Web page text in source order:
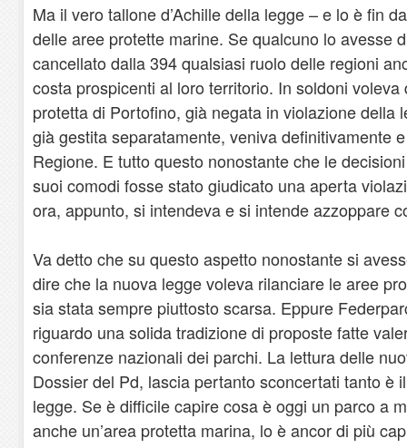
Ma il vero tallone d’Achille della legge – e lo è fin
delle aree protette marine. Se qualcuno lo avesse
cancellato dalla 394 qualsiasi ruolo delle regioni
costa prospicenti al loro territorio. In soldoni voleva
protetta di Portofino, già negata in violazione della
già gestita separatamente, veniva definitivamente
Regione. E tutto questo nonostante che le
suoi comodi fosse stato giudicato una aperta
ora, appunto, si intendeva e si intende azzoppare
Va detto che su questo aspetto nonostante si
dire che la nuova legge voleva rilanciare le aree
sia stata sempre piuttosto scarsa. Eppure
riguardo una solida tradizione di proposte fatte
conferenze nazionali dei parchi. La lettura delle
Dossier del Pd, lascia pertanto sconcertati tanto è
legge. Se è difficile capire cosa è oggi un parco a
anche un’area protetta marina, lo è ancor di più